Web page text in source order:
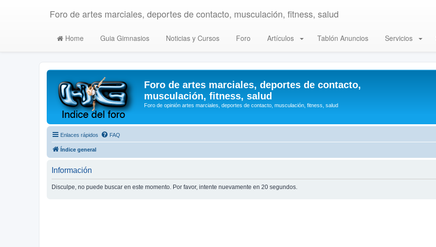
Foro de artes marciales, deportes de contacto, musculación, fitness, salud
Home Guia Gimnasios Noticias y Cursos Foro Artículos Tablón Anuncios Servicios
Foro de artes marciales, deportes de contacto,
musculación, fitness, salud
Foro de opinión artes marciales, deportes de contacto, musculación, fitness, salud
Enlaces rápidos FAQ
Índice general
Información
Disculpe, no puede buscar en este momento. Por favor, intente nuevamente en 20 segundos.